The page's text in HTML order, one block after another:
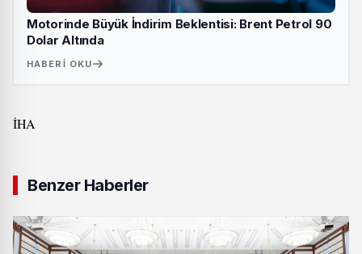
Motorinde Büyük İndirim Beklentisi: Brent Petrol 90
Dolar Altında
HABERI OKU
İHA
Benzer Haberler